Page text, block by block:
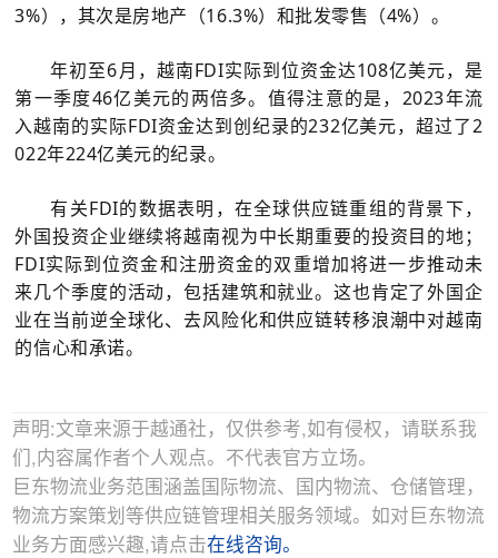
3%），其次是房地产（16.3%）和批发零售（4%）。
年初至6月，越南FDI实际到位资金达108亿美元，是
第一季度46亿美元的两倍多。值得注意的是，2023年流
入越南的实际FDI资金达到创纪录的232亿美元，超过了2
022年224亿美元的纪录。
有关FDI的数据表明，在全球供应链重组的背景下，
外国投资企业继续将越南视为中长期重要的投资目的地；
FDI实际到位资金和注册资金的双重增加将进一步推动未
来几个季度的活动，包括建筑和就业。这也肯定了外国企
业在当前逆全球化、去风险化和供应链转移浪潮中对越南
的信心和承诺。
声明:文章来源于越通社，仅供参考,如有侵权，请联系我
们,内容属作者个人观点。不代表官方立场。
巨东物流业务范围涵盖国际物流、国内物流、仓储管理，
物流方案策划等供应链管理相关服务领域。如对巨东物流
业务方面感兴趣,请点击在线咨询。